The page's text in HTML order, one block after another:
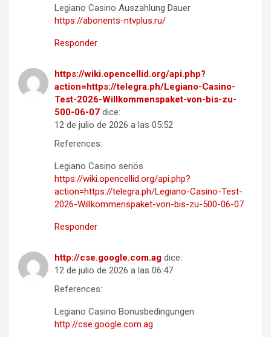
Legiano Casino Auszahlung Dauer
https://abonents-ntvplus.ru/
Responder
https://wiki.opencellid.org/api.php?
action=https://telegra.ph/Legiano-Casino-
Test-2026-Willkommenspaket-von-bis-zu-
500-06-07 dice:
12 de julio de 2026 a las 05:52
References:
Legiano Casino seriös
https://wiki.opencellid.org/api.php?
action=https://telegra.ph/Legiano-Casino-Test-
2026-Willkommenspaket-von-bis-zu-500-06-07
Responder
http://cse.google.com.ag dice:
12 de julio de 2026 a las 06:47
References:
Legiano Casino Bonusbedingungen
http://cse.google.com.ag